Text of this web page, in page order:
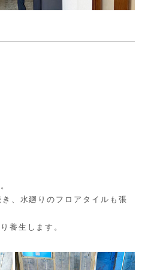
、水廻りのフロアタイルも張
養生します。